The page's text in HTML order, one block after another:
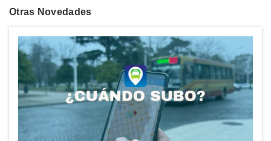
Otras Novedades